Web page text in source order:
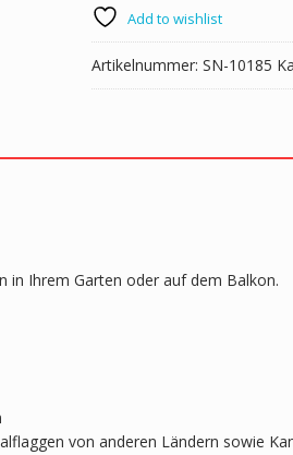
x
150
cm
Menge
Add to wishlist
Artikelnummer: SN-10185
in Ihrem Garten oder auf dem Balkon.
von anderen Ländern sowie